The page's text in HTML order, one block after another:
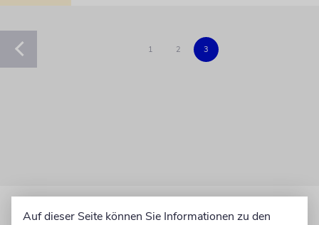
1 2 3
Auf dieser Seite können Sie Informationen zu den